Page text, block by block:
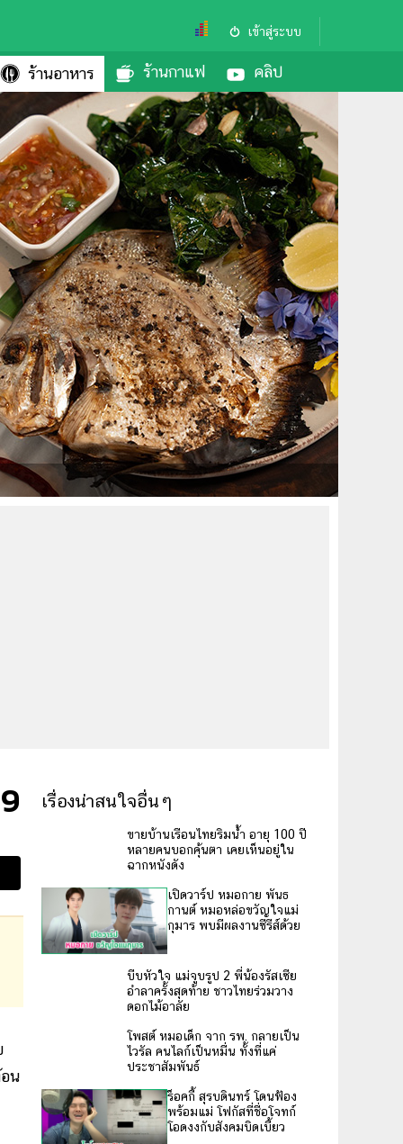
เข้าสู่ระบบ
ร้านอาหาร ร้านกาแฟ คลิป
น
เรื่องน่าสนใจอื่นๆ
ขายบ้านเรือนไทยริมน้ำ อายุ 100 ปี
หลายคนบอกคุ้นตา เคยเห็นอยู่ใน
ฉากหนังดัง
เปิดวาร์ป หมอกาย พันธ
กานต์ หมอหล่อขวัญใจแม่
กุมาร พบมีผลงานซีรีส์ด้วย
บีบหัวใจ แม่จูบรูป 2 พี่น้องรัสเซีย
อำลาครั้งสุดท้าย ชาวไทยร่วมวาง
ดอกไม้อาลัย
โพสต์ หมอเด็ก จาก รพ. กลายเป็น
ไวรัล คนไลก์เป็นหมื่น ทั้งที่แค่
ประชาสัมพันธ์
ร็อคกี้ สุรบดินทร์ โดนฟ้อง
พร้อมแม่ โฟกัสที่ชื่อโจทก์
โอดงงกับสังคมบิดเบี้ยว